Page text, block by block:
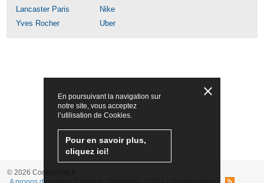
Lancaster Paris
Nike
Yves Rocher
Uber
© 2026 Codepoche.fr
En poursuivant la navigation sur
notre site, vous acceptez
l’utilisation de Cookies.
Pour en savoir plus,
cliquez ici!